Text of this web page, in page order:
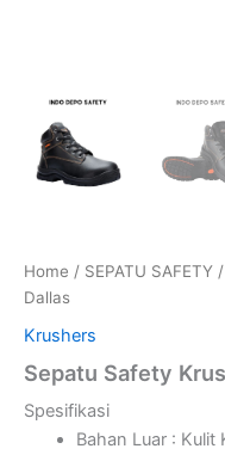
Home / SEPATU SAFETY /
Dallas
Krushers
Sepatu Safety
Spesifikasi
Bahan Luar : Kulit